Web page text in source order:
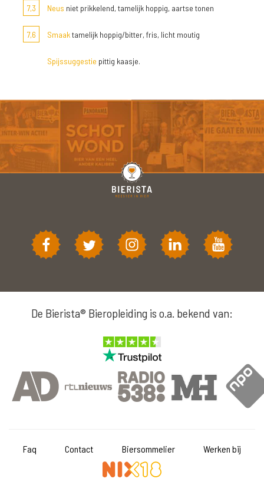
7,3 Neus niet prikkelend, tamelijk hoppig, aartse tonen
7,6 Smaaktamelijk hoppig/bitter, fris, licht moutig
Spijssuggestie pittig kaasje.
De Bierista® Bieropleiding is o.a. bekend van:
Faq Contact Biersommelier Werken bij